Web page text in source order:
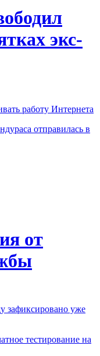
экс-
работу Интернета
отправилась в
от
зафиксировано уже
тестирование на